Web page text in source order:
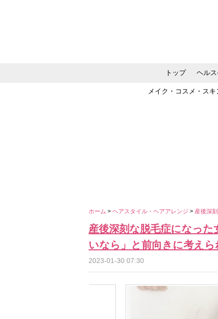
トップ ヘル
メイク・コスメ・ス
ホーム > ヘアスタイル・ヘアアレンジ > 産後深
産後深刻な脱毛症になっ
いなら」と前向きに考えら
2023-01-30 07:30